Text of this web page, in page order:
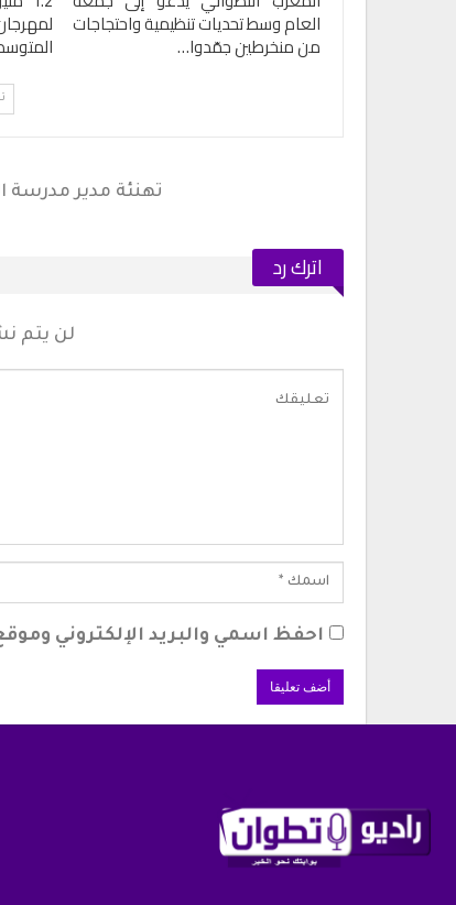
العام وسط تحديات تنظيمية واحتجاجات
من منخرطين جمّدوا…
اترك رد
لن يتم
احفظ اسمي والبريد الإلكتروني